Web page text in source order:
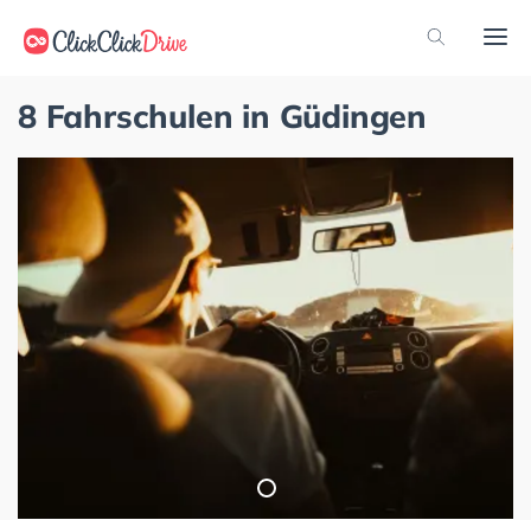
8 Fahrschulen in Güdingen